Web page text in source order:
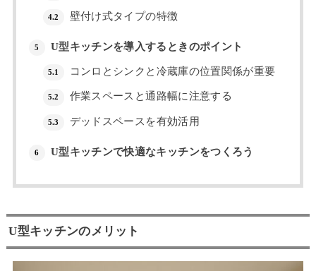
4.2 壁付け式タイプの特徴
5 U型キッチンを導入するときのポイント
5.1 コンロとシンクと冷蔵庫の位置関係が重要
5.2 作業スペースと通路幅に注意する
5.3 デッドスペースを有効活用
6 U型キッチンで快適なキッチンをつくろう
U型キッチンのメリット